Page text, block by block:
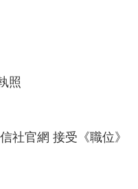
照
社官網 接受《職位》